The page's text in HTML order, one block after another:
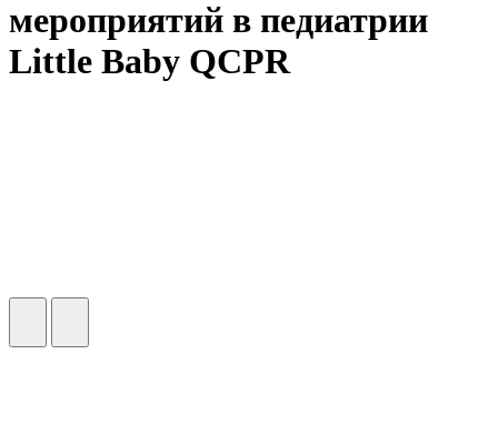
мероприятий в педиатрии
Little Baby QCPR